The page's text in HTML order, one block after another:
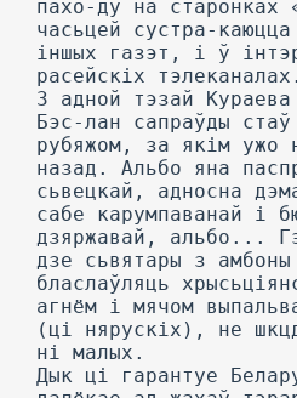
пахо-ду на старонках
часьцей сустра-
іншых газэт, і ў
расейскіх тэлеканалах.
3 адной тэзай
Бэс-лан сапраўды
рубяжом, за якім ужо
назад. Альбо яна
сьвецкай, адносна
сабе карумпаванай і
дзяржавай, альбо...
дзе сьвятары з
бласлаўляць
агнём і мячом
(ці нярускіх), не
ні малых.
Дык ці гарантуе